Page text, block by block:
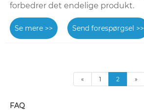
forbedrer det endelige produkt.
Se mere >> Send forespørgsel >>
« 1 2 »
FAQ